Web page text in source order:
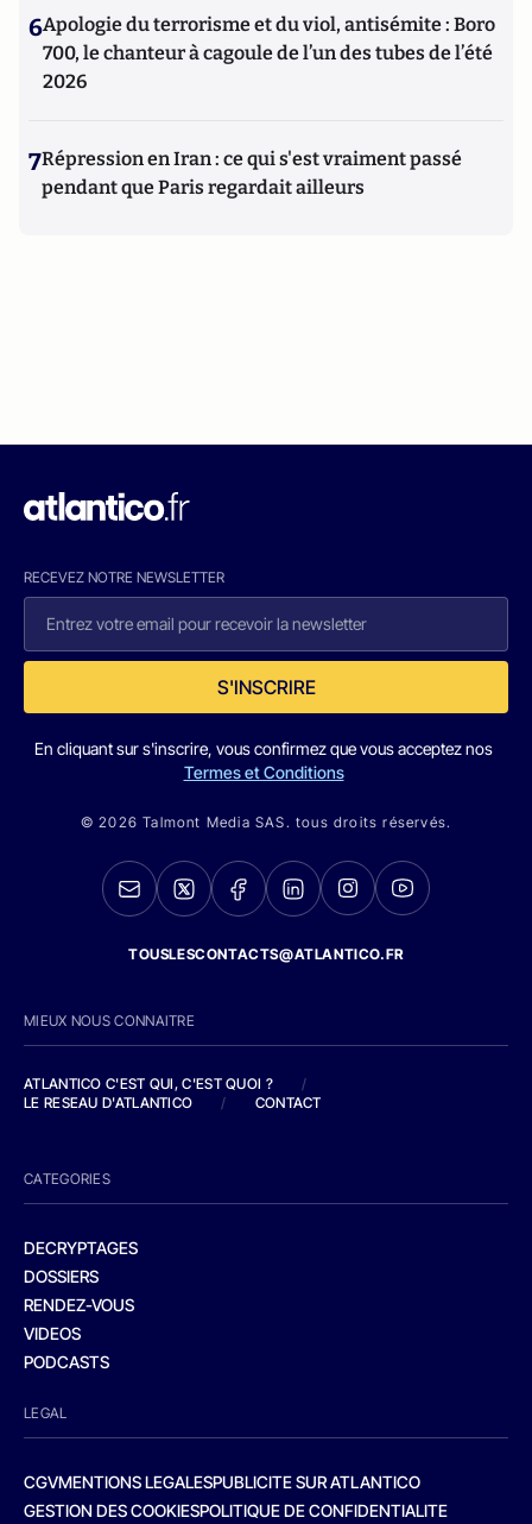
6Apologie du terrorisme et du viol, antisémite : Boro
700, le chanteur à cagoule de l’un des tubes de l’été
2026
7Répression en Iran : ce qui s'est vraiment passé
pendant que Paris regardait ailleurs
RECEVEZ NOTRE NEWSLETTER
S'INSCRIRE
En cliquant sur s'inscrire, vous confirmez que vous acceptez nos
Termes et Conditions
© 2026 Talmont Media SAS. tous droits réservés.
TOUSLESCONTACTS@ATLANTICO.FR
MIEUX NOUS CONNAITRE
ATLANTICO C'EST QUI, C'EST QUOI ?
/
LE RESEAU D'ATLANTICO
/ CONTACT
CATEGORIES
DECRYPTAGES
DOSSIERS
RENDEZ-VOUS
VIDEOS
PODCASTS
LEGAL
CGVMENTIONS LEGALESPUBLICITE SUR ATLANTICO
GESTION DES COOKIESPOLITIQUE DE CONFIDENTIALITE